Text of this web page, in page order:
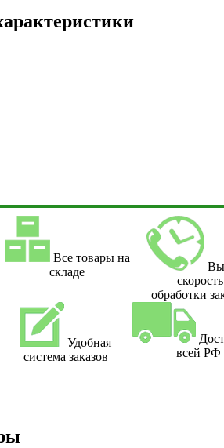
Все товары на
складе
скорость
обработки
Удобная
система заказов
всей РФ